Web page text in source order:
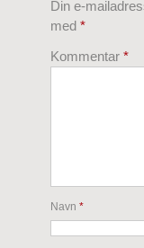
Din e-
med *
Kommentar *
Navn *